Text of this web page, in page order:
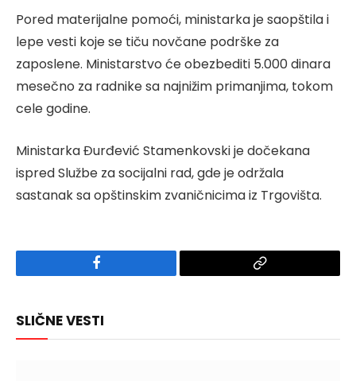
Pored materijalne pomoći, ministarka je saopštila i
lepe vesti koje se tiču novčane podrške za
zaposlene. Ministarstvo će obezbediti 5.000 dinara
mesečno za radnike sa najnižim primanjima, tokom
cele godine.
Ministarka Đurđević Stamenkovski je dočekana
ispred Službe za socijalni rad, gde je održala
sastanak sa opštinskim zvaničnicima iz Trgovišta.
Facebook
Copy
SLIČNE VESTI